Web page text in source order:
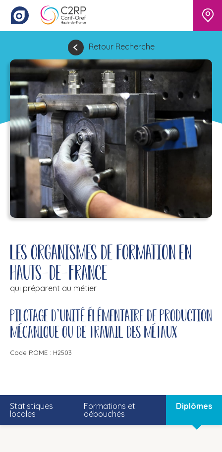
Retour Recherche
Les organismes de formation en
Hauts-de-France
qui préparent au métier
Pilotage d'unité élémentaire de production
mécanique ou de travail des métaux
Code ROME : H2503
Statistiques
locales
Formations et
débouchés
Diplômes